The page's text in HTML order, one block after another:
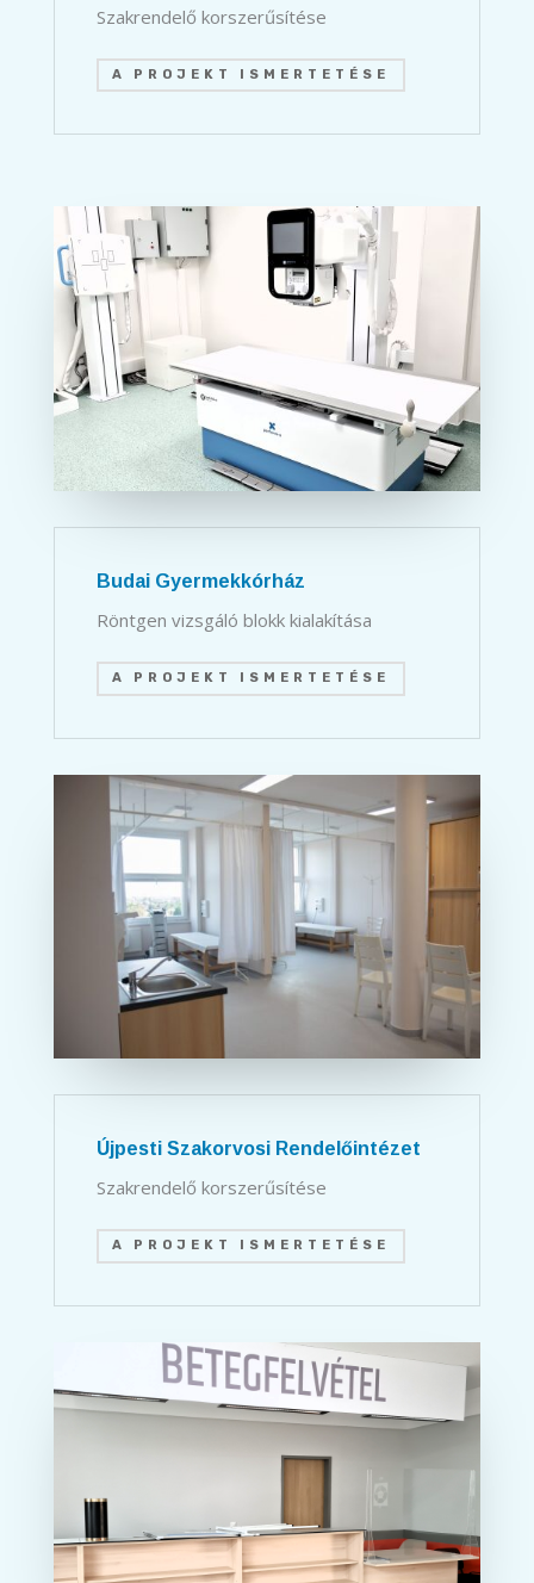
Szakrendelő korszerűsítése
A PROJEKT ISMERTETÉSE
Budai Gyermekkórház
Röntgen vizsgáló blokk kialakítása
A PROJEKT ISMERTETÉSE
Újpesti Szakorvosi Rendelőintézet
Szakrendelő korszerűsítése
A PROJEKT ISMERTETÉSE